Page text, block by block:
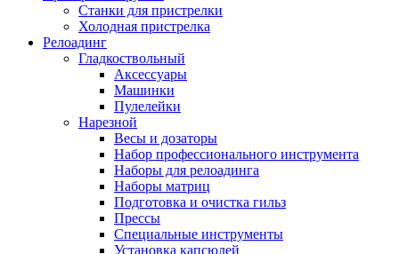
Станки для пристрелки
Холодная пристрелка
Релоадинг
Гладкоствольный
Аксессуары
Машинки
Пулелейки
Нарезной
Весы и дозаторы
Набор профессионального инструмента
Наборы для релоадинга
Наборы матриц
Подготовка и очистка гильз
Прессы
Специальные инструменты
Установка капсюлей